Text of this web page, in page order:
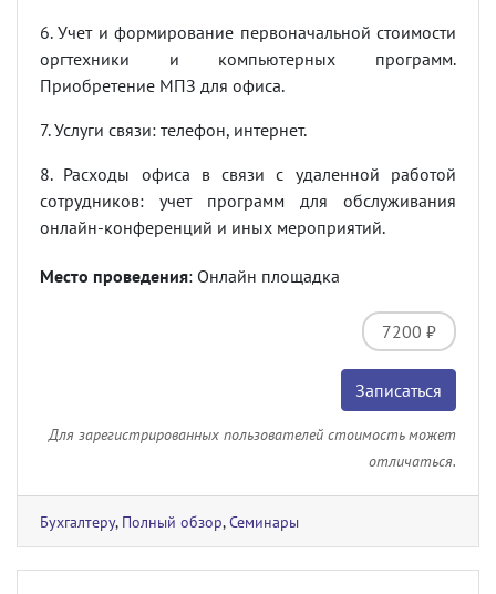
6. Учет и формирование первоначальной стоимости
оргтехники и компьютерных программ.
Приобретение МПЗ для офиса.
7. Услуги связи: телефон, интернет.
8. Расходы офиса в связи с удаленной работой
сотрудников: учет программ для обслуживания
онлайн-конференций и иных мероприятий.
Место проведения: Онлайн площадка
7200 ₽
Записаться
Для зарегистрированных пользователей стоимость может
отличаться.
Бухгалтеру, Полный обзор,Семинары